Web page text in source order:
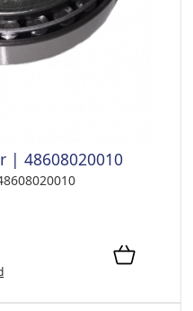
| 48608020010